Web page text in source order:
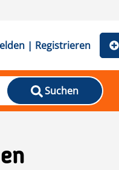
| Registrieren
Suchen